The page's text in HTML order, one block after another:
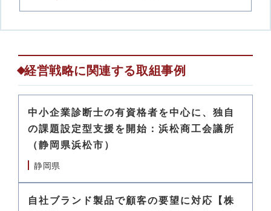
経営戦略に関連する取組事例
中小企業診断士の有資格者を中心に、独自
の課題設定型支援を開始：浜松商工会議所
（静岡県浜松市）
静岡県
自社ブランド製品で顧客の要望に対応【株